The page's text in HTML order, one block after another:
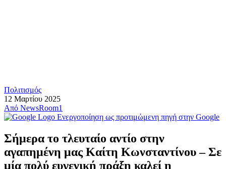
Πολιτισμός
12 Μαρτίου 2025
Από NewsRoom1
Ενεργοποίηση ως προτιμώμενη πηγή στην Google
Σήμερα το τλευταίο αντίο στην
αγαπημένη μας Καίτη Κωνσταντίνου – Σε
μία πολύ ευγενική πράξη καλεί η